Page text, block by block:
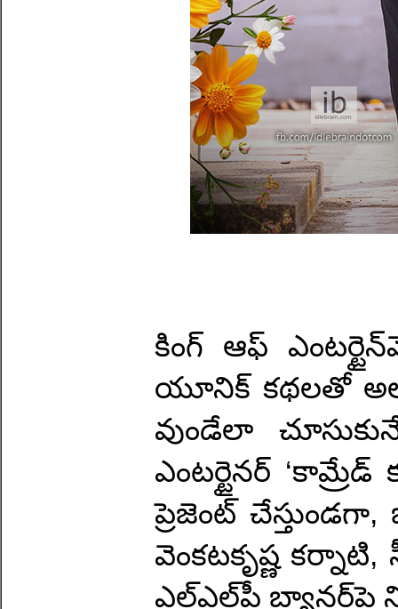
కింగ్‌ ఆఫ్
యూనిక్ కథలతో
వుండేలా
ఎంటర్టైనర్‌
ప్రెజెంట్‌
వెంకటకృష్ణ
ఎల్‌ఎల్‌పీ బ్యానర్‌పై